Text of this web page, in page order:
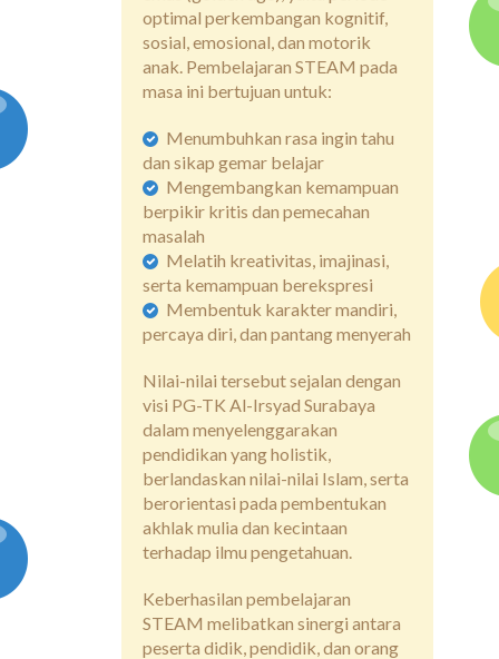
optimal perkembangan kognitif,
sosial, emosional, dan motorik
anak. Pembelajaran STEAM pada
masa ini bertujuan untuk:
Menumbuhkan rasa ingin tahu
dan sikap gemar belajar
Mengembangkan kemampuan
berpikir kritis dan pemecahan
masalah
Melatih kreativitas, imajinasi,
serta kemampuan berekspresi
Membentuk karakter mandiri,
percaya diri, dan pantang menyerah
Nilai-nilai tersebut sejalan dengan
visi PG-TK Al-Irsyad Surabaya
dalam menyelenggarakan
pendidikan yang holistik,
berlandaskan nilai-nilai Islam, serta
berorientasi pada pembentukan
akhlak mulia dan kecintaan
terhadap ilmu pengetahuan.
Keberhasilan pembelajaran
STEAM melibatkan sinergi antara
peserta didik, pendidik, dan orang